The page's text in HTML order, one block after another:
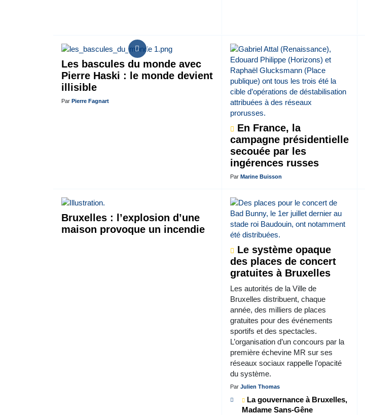
Les bascules du monde avec
Pierre Haski : le monde devient
illisible
Par Pierre Fagnart
En France, la
campagne présidentielle
secouée par les
ingérences russes
Par Marine Buisson
Bruxelles : l’explosion d’une
maison provoque un incendie
Le système opaque
des places de concert
gratuites à Bruxelles
Les autorités de la Ville de
Bruxelles distribuent, chaque
année, des milliers de places
gratuites pour des événements
sportifs et des spectacles.
L’organisation d’un concours par la
première échevine MR sur ses
réseaux sociaux rappelle l’opacité
du système.
Par Julien Thomas
La gouvernance à Bruxelles,
Madame Sans-Gêne